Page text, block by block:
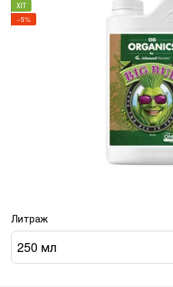
ХІТ
−5%
Литраж
250 мл